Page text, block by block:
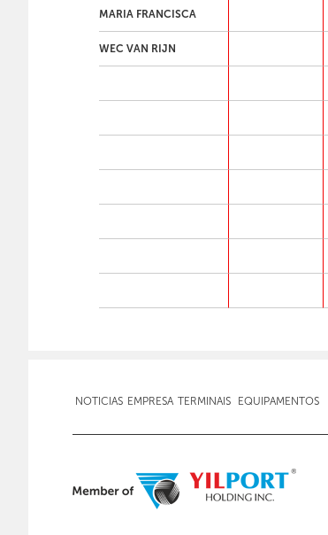
MARIA FRANCISCA
WEC VAN RIJN
NOTICIAS EMPRESA TERMINAIS EQUIPAMENTOS